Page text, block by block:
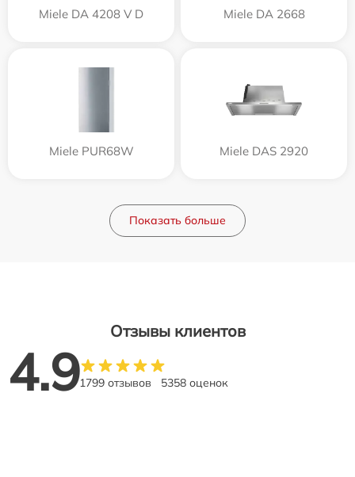
Miele DA 4208 V D Miele DA 2668
Miele PUR68W Miele DAS 2920
Показать больше
Отзывы клиентов
4.91799 отзывов 5358 оценок